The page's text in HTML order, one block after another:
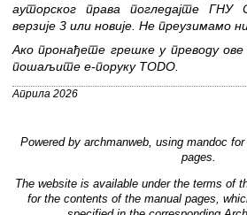
ауторског права погледајте ГНУ
верзије 3 или новије. Не преузимамо
Ако пронађете грешке у преводу ове
пошаљите е-поруку TODO.
Априла 2026
Powered by archmanweb, using mandocfor
pages.
The website is available under the terms of
for the contents of the manual pages,